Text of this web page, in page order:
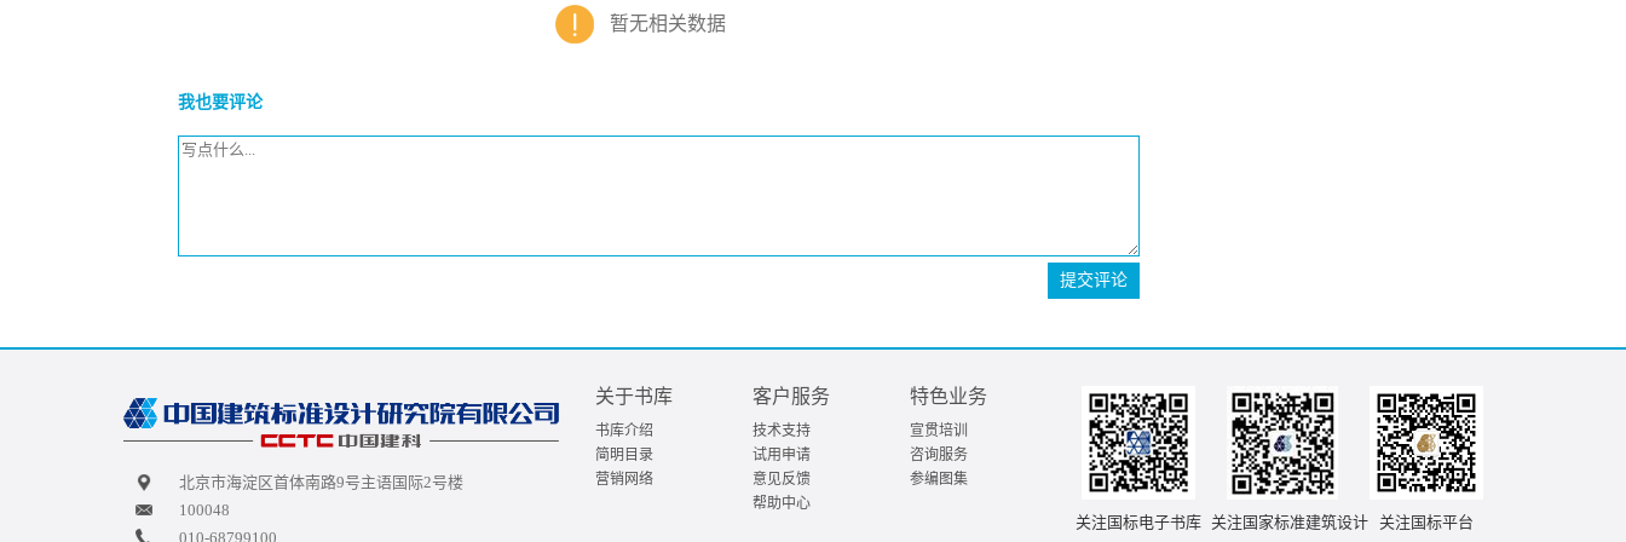
暂无相关数据
我也要评论
提交评论
北京市海淀区首体南路9号主语国际2号楼
100048
010-68799100
关于书库
书库介绍
简明目录
营销网络
客户服务
技术支持
试用申请
意见反馈
帮助中心
特色业务
宣贯培训
咨询服务
参编图集
关注国标电子书库 关注国家标准建筑设计 关注国标平台